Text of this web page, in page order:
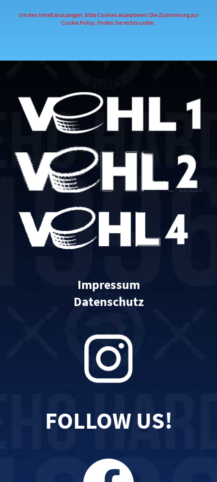
Um den Inhalt anzuzeigen, bitte Cookies akzeptieren! Die Zustimmung zur
Cookie Policy, finden Sie rechts unten.
Impressum
Datenschutz
FOLLOW US!